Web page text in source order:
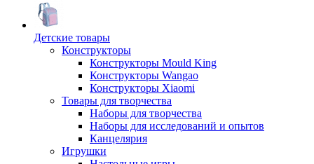
Детские товары
Конструкторы
Конструкторы Mould King
Конструкторы Wangao
Конструкторы Xiaomi
Товары для творчества
Наборы для творчества
Наборы для исследований и опытов
Канцелярия
Игрушки